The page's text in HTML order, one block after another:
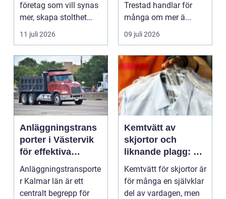
företag som vill synas
mer, skapa stolthet
inte...
11 juli 2026
Trestad handlar för
många om mer ä...
09 juli 2026
Anläggningstrans
porter i Västervik
för effektiva
byggprojekt
Anläggningstransporte
r Kalmar län är ett
centralt begrepp för
Kemtvätt av
skjortor och
liknande plagg: Så
fungerar
professionell
klädvård i
Kemtvätt för skjortor är
för många en självklar
del av vardagen, men